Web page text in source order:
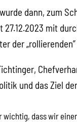
dann, zum
27.12.2023 mit
der
und das Ziel
wichtig, dass wir